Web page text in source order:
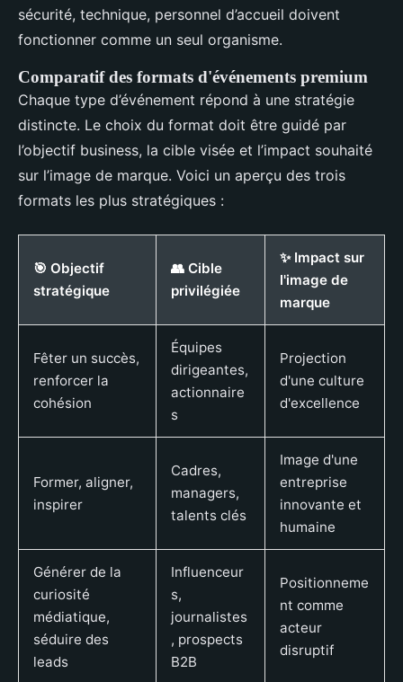
sécurité, technique, personnel d’accueil doivent
fonctionner comme un seul organisme.
Comparatif des formats d'événements premium
Chaque type d’événement répond à une stratégie
distincte. Le choix du format doit être guidé par
l’objectif business, la cible visée et l’impact souhaité
sur l’image de marque. Voici un aperçu des trois
formats les plus stratégiques :
🎯 Objectif
stratégique
👥 Cible
privilégiée
✨ Impact sur
l'image de
marque
Fêter un succès,
renforcer la
cohésion
Équipes
dirigeantes,
actionnaire
s
Projection
d'une culture
d'excellence
Former, aligner,
inspirer
Cadres,
managers,
talents clés
Image d'une
entreprise
innovante et
humaine
Générer de la
curiosité
médiatique,
séduire des
leads
Influenceur
s,
journalistes
, prospects
B2B
Positionneme
nt comme
acteur
disruptif